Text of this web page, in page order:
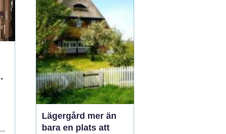
Många har en aktiv
vardag, ett krävande
jobb och begränsat med
tid, men vill ändå h...
Lägergård mer än
bara en plats att